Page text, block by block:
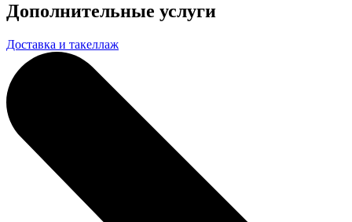
Дополнительные услуги
Доставка и такеллаж